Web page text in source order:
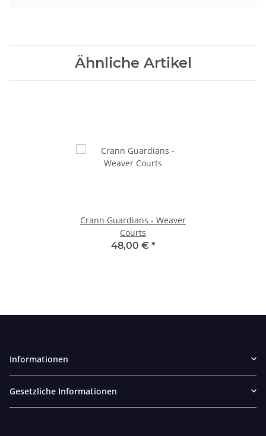
Ähnliche Artikel
Crann Guardians - Weaver
Courts
48,00 € *
Informationen
Gesetzliche Informationen